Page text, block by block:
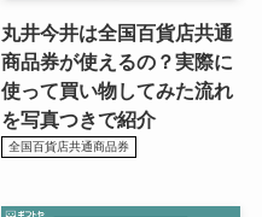
丸井今井は全国百貨店共通
商品券が使えるの？実際に
使って買い物してみた流れ
を写真つきで紹介
全国百貨店共通商品券